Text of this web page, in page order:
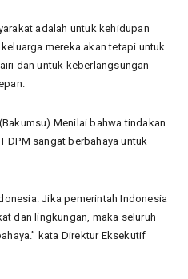
adalah untuk kehidupan
mereka akan tetapi untuk
dan untuk keberlangsungan
Menilai bahwa tindakan
DPM sangat berbahaya untuk
Jika pemerintah Indonesia
dan lingkungan, maka seluruh
kata Direktur Eksekutif